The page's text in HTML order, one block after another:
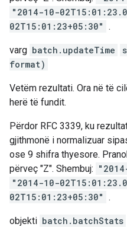
"2014-10-
02T15:01:23+05:30" .
varg batch.updateTime
format)
Vetëm rezultati. Ora në të
herë të fundit.
Përdor RFC 3339, ku
gjithmonë i normalizuar
ose 9 shifra thyesore.
përveç "Z". Shembuj:
"2014-10-
02T15:01:23+05:30" .
objekti batch.batchStats